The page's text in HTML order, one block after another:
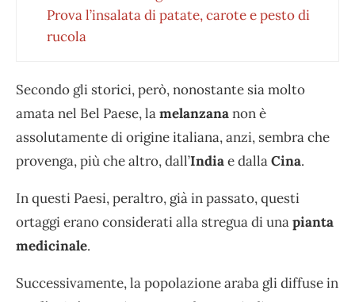
Prova l’insalata di patate, carote e pesto di
rucola
Secondo gli storici, però, nonostante sia molto
amata nel Bel Paese, lamelanzananon è
assolutamente di origine italiana, anzi, sembra che
provenga, più che altro, dall’Indiae dallaCina.
In questi Paesi, peraltro, già in passato, questi
ortaggi erano considerati alla stregua di unapianta
medicinale.
Successivamente, la popolazione araba gli diffuse in